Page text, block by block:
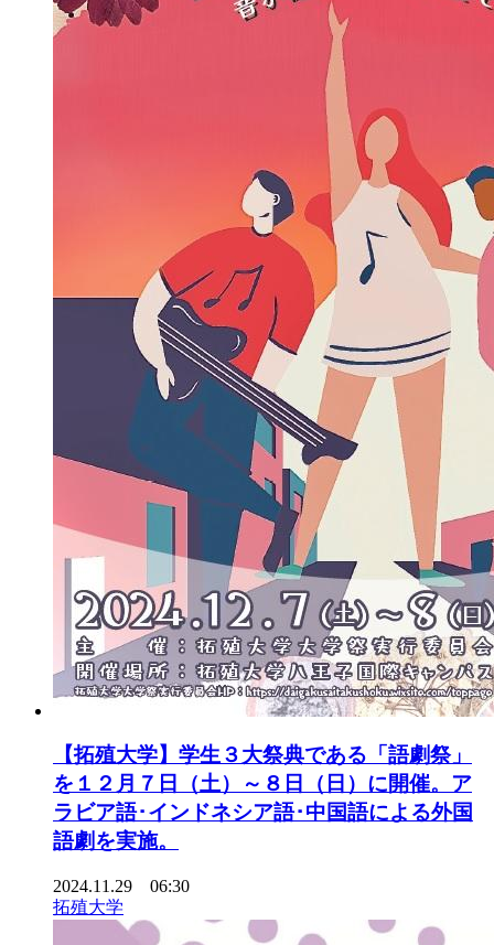
【拓殖大学】学生３大祭典である「語劇祭」
を１２月７日（土）～８日（日）に開催。ア
ラビア語･インドネシア語･中国語による外国
語劇を実施。
2024.11.29 06:30
拓殖大学